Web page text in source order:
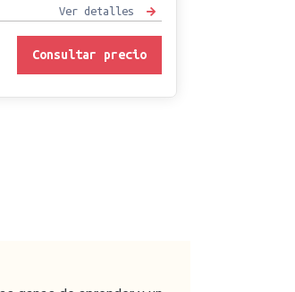
Ver detalles
Consultar precio